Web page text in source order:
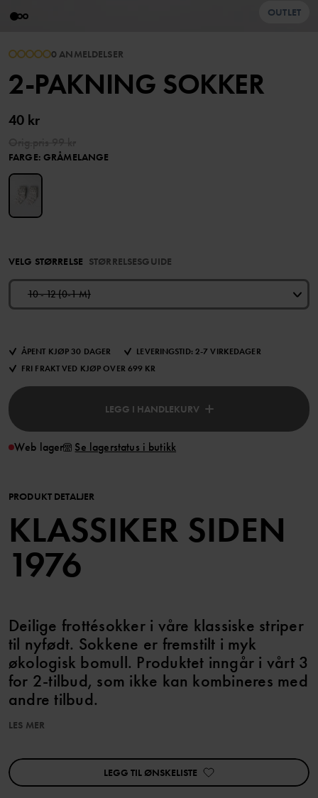
OUTLET
0 ANMELDELSER
2-PAKNING SOKKER
40 kr
FARGE: GRÅMELANGE
VELG STØRRELSE STØRRELSESGUIDE
10 - 12 (0-1 M)
ÅPENT KJØP 30 DAGER
LEVERINGSTID: 2-7 VIRKEDAGER
FRI FRAKT VED KJØP OVER 699 KR
LEGG I HANDLEKURV
Web lager Se lagerstatus i butikk
PRODUKT DETALJER
KLASSIKER SIDEN
1976
Deilige frottésokker i våre klassiske striper
til nyfødt. Sokkene er fremstilt i myk
økologisk bomull. Produktet inngår i vårt 3
for 2-tilbud, som ikke kan kombineres med
andre tilbud.
Varenummer:60602138
LES MER
LEGG TIL ØNSKELISTE